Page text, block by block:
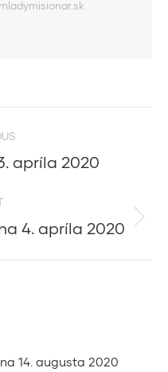
apríla 2020
4. apríla 2020
14. augusta 2020